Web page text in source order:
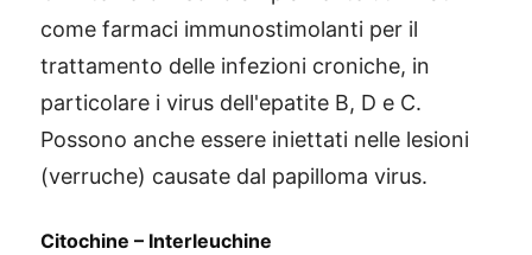
come farmaci immunostimolanti per il
trattamento delle infezioni croniche, in
particolare i virus dell'epatite B, D e C.
Possono anche essere iniettati nelle lesioni
(verruche) causate dal papilloma virus.
Citochine – Interleuchine